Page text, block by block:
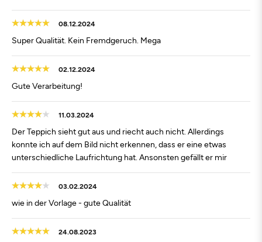
08.12.2024
Super Qualität. Kein Fremdgeruch. Mega
02.12.2024
Gute Verarbeitung!
11.03.2024
Der Teppich sieht gut aus und riecht auch nicht. Allerdings
konnte ich auf dem Bild nicht erkennen, dass er eine etwas
unterschiedliche Laufrichtung hat. Ansonsten gefällt er mir
03.02.2024
wie in der Vorlage - gute Qualität
24.08.2023